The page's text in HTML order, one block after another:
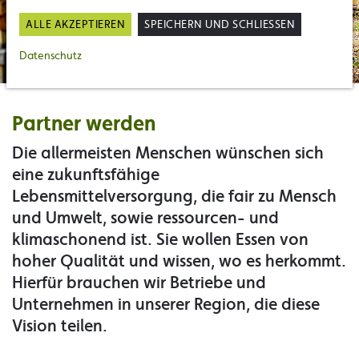
Partner werden
Die allermeisten Menschen wünschen sich
eine zukunftsfähige
Lebensmittelversorgung, die fair zu Mensch
und Umwelt, sowie ressourcen- und
klimaschonend ist. Sie wollen Essen von
hoher Qualität und wissen, wo es herkommt.
Hierfür brauchen wir Betriebe und
Unternehmen in unserer Region, die diese
Vision teilen.
ALLE AKZEPTIEREN SPEICHERN UND SCHLIESSEN
Datenschutz